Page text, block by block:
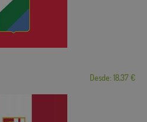
Desde: 18,37 €